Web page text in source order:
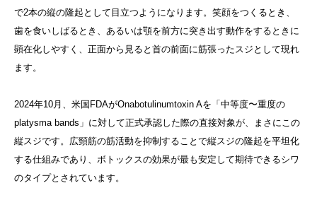
で2本の縦の隆起として目立つようになります。笑顔をつくるとき、
歯を食いしばるとき、あるいは顎を前方に突き出す動作をするときに
顕在化しやすく、正面から見ると首の前面に筋張ったスジとして現れ
ます。
2024年10月、米国FDAがOnabotulinumtoxin Aを「中等度〜重度の
platysma bands」に対して正式承認した際の直接対象が、まさにこの
縦スジです。広頸筋の筋活動を抑制することで縦スジの隆起を平坦化
する仕組みであり、ボトックスの効果が最も安定して期待できるシワ
のタイプとされています。